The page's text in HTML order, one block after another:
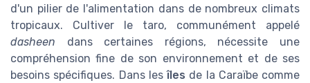
d'un pilier de l'alimentation dans de nombreux climats
tropicaux. Cultiver le taro, communément appelé
dasheen dans certaines régions, nécessite une
compréhension fine de son environnement et de ses
besoins spécifiques. Dans lesîles de la Caraïbe comme